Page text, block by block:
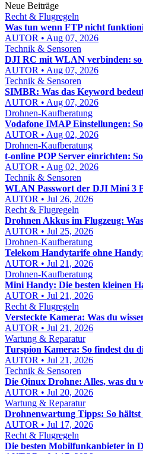
Neue Beiträge
Recht & Flugregeln
Was tun wenn FTP nicht
AUTOR • Aug 07, 2026
Technik & Sensoren
DJI RC mit WLAN verbinden: so
AUTOR • Aug 07, 2026
Technik & Sensoren
SIMBR: Was das Keyword
AUTOR • Aug 07, 2026
Drohnen-Kaufberatung
Vodafone IMAP Einstellungen:
AUTOR • Aug 02, 2026
Drohnen-Kaufberatung
t-online POP Server einrichten:
AUTOR • Aug 02, 2026
Technik & Sensoren
WLAN Passwort der DJI Mini 3
AUTOR • Jul 26, 2026
Recht & Flugregeln
Drohnen Akkus im Flugzeug:
AUTOR • Jul 25, 2026
Drohnen-Kaufberatung
Telekom Handytarife ohne
AUTOR • Jul 21, 2026
Drohnen-Kaufberatung
Mini Handy: Die besten kleinen
AUTOR • Jul 21, 2026
Recht & Flugregeln
Versteckte Kamera: Was du
AUTOR • Jul 21, 2026
Wartung & Reparatur
Turspion Kamera: So findest du
AUTOR • Jul 21, 2026
Technik & Sensoren
Die Qinux Drohne: Alles, was du
AUTOR • Jul 20, 2026
Wartung & Reparatur
Drohnenwartung Tipps: So
AUTOR • Jul 17, 2026
Recht & Flugregeln
Die besten Mobilfunkanbieter in